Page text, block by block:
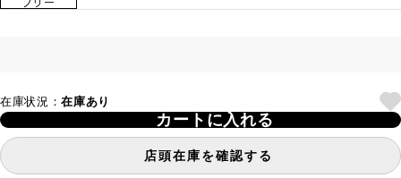
フリー
在庫状況：在庫あり
カートに入れる
店頭在庫を確認する